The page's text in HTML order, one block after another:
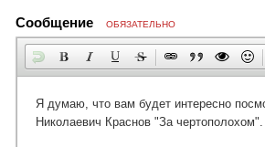
Сообщение ОБЯЗАТЕЛЬНО